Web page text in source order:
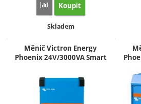
Přidat 'Měnič Victron Energy
Koupit
Dostupnost:
Skladem
Měnič Victron Energy
Phoenix 24V/3000VA Smart